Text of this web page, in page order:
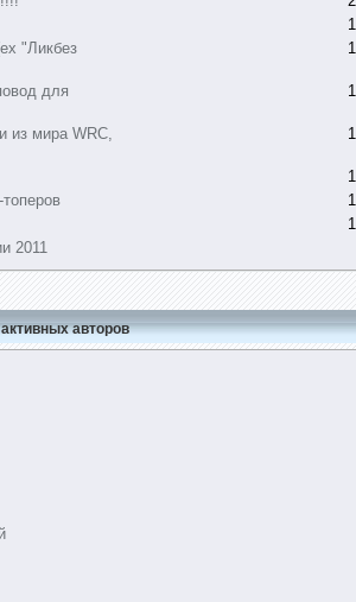
"Ликбез
для
из мира WRC,
2011
авторов